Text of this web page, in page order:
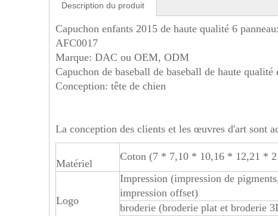
Description du produit
Capuchon enfants 2015 de haute qualité 6
AFC0017
Marque: DAC ou OEM, ODM
Capuchon de baseball de baseball de haute qualité
Conception: tête de chien
La conception des clients et les œuvres d'art sont
Matériel
Coton (7 * 7,10 * 10,16 * 12,21 *
Logo
Impression (impression de
impression offset)
broderie (broderie plat et broderie